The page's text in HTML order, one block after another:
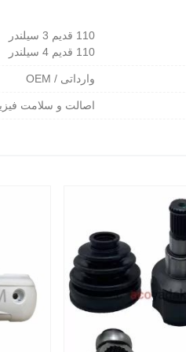
110 قدیم 3 سیلندر
110 قدیم 4 سیلندر
وارداتی / OEM
اصالت و سلامت